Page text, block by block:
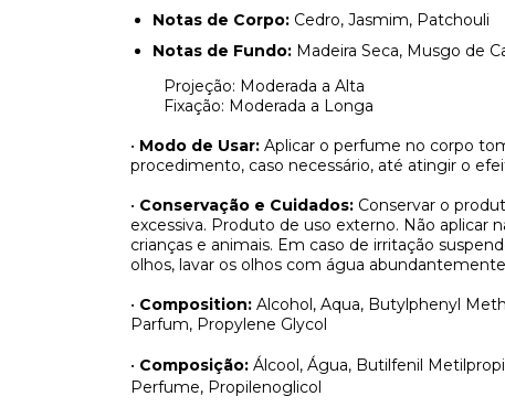
Notas de Corpo: Cedro, Jasmim, Patchouli
Notas de Fundo: Madeira Seca, Musgo de
Projeção: Moderada a Alta
Fixação: Moderada a Longa
• Modo de Usar: Aplicar o perfume no corpo
procedimento, caso necessário, até atingir o
• Conservação e Cuidados: Conservar o
excessiva. Produto de uso externo. Não aplicar
crianças e animais. Em caso de irritação
olhos, lavar os olhos com água
• Composition: Alcohol, Aqua, Butylphenyl
Parfum, Propylene Glycol
• Composição: Álcool, Água, Butilfenil
Perfume, Propilenoglicol